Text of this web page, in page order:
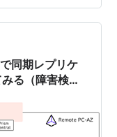
複数のネットワー
ドレスのマッピン
同期レプリケ
る（障害検知